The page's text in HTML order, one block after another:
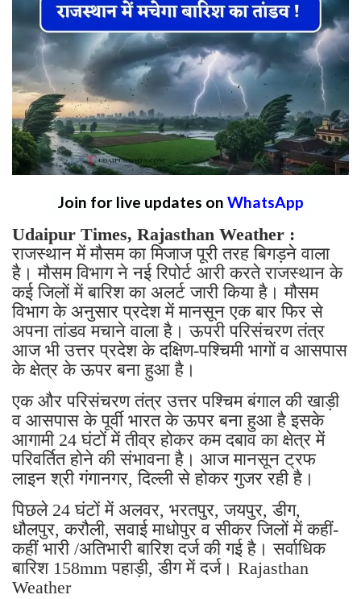
Join for live updates on WhatsApp
Udaipur Times, Rajasthan Weather :
राजस्थान में मौसम का मिजाज पूरी तरह बिगड़ने वाला
है। मौसम विभाग ने नई रिपोर्ट आरी करते राजस्थान के
कई जिलों में बारिश का अलर्ट जारी किया है। मौसम
विभाग के अनुसार प्रदेश में मानसून एक बार फिर से
अपना तांडव मचाने वाला है। ऊपरी परिसंचरण तंत्र
आज भी उत्तर प्रदेश के दक्षिण-पश्चिमी भागों व आसपास
के क्षेत्र के ऊपर बना हुआ है।
एक और परिसंचरण तंत्र उत्तर पश्चिम बंगाल की खाड़ी
व आसपास के पूर्वी भारत के ऊपर बना हुआ है इसके
आगामी 24 घंटों में तीव्र होकर कम दबाव का क्षेत्र में
परिवर्तित होने की संभावना है। आज मानसून ट्रफ
लाइन श्री गंगानगर, दिल्ली से होकर गुजर रही है।
पिछले 24 घंटों में अलवर, भरतपुर, जयपुर, डीग,
धौलपुर, करौली, सवाई माधोपुर व सीकर जिलों में कहीं-
कहीं भारी /अतिभारी बारिश दर्ज की गई है। सर्वाधिक
बारिश 158mm पहाड़ी, डीग में दर्ज। Rajasthan
Weather